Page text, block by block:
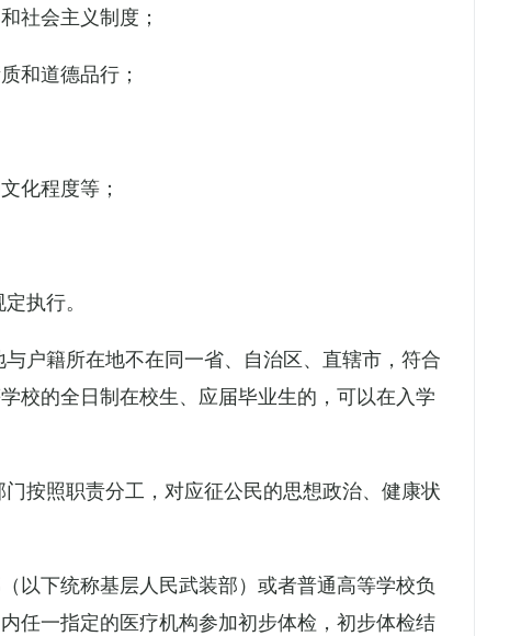
社会主义制度；
和道德品行；
化程度等；
执行。
户籍所在地不在同一省、自治区、直辖市，符合
校的全日制在校生、应届毕业生的，可以在入学
按照职责分工，对应征公民的思想政治、健康状
以下统称基层人民武装部）或者普通高等学校负
任一指定的医疗机构参加初步体检，初步体检结